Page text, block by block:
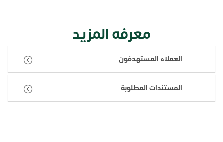
معرفه المزيد
العملاء المستهدفون
المستندات المطلوبة